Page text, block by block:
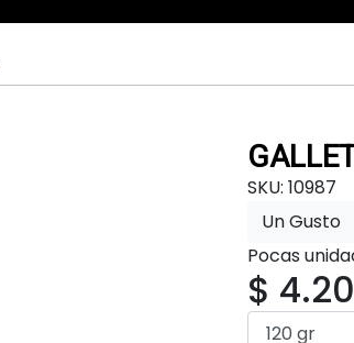
SKU: 10987
Un Gusto
Pocas
$